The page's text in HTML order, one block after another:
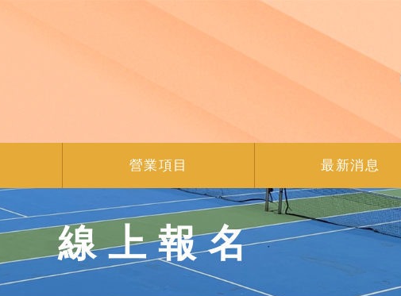
營業項目 最新消息
線上報名